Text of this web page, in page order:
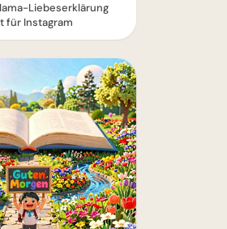
Liebeserklärung
für Instagram